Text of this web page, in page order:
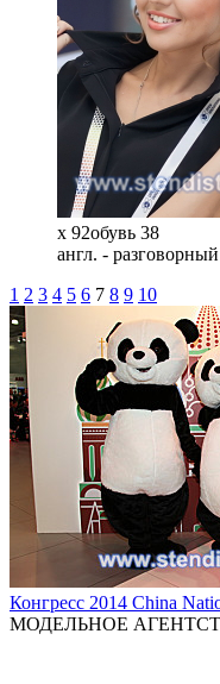
x 92обувь 38
англ. - разговорный
1 2 3 4 5 6 7 8 9 10
Конгресс 2014 China
МОДЕЛЬНОЕ